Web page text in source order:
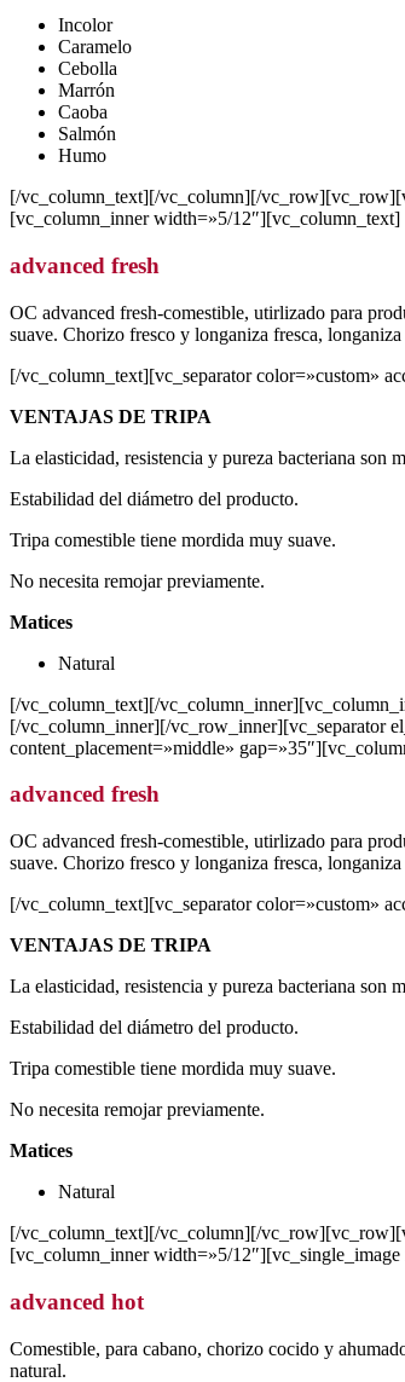
Incolor
Caramelo
Cebolla
Marrón
Caoba
Salmón
Humo
[/vc_column_text][/vc_column][/
[vc_column_inner width=»5/12″][vc_column_text]
advanced fresh
OC advanced fresh-comestible, utirlizado para
suave. Chorizo fresco y longaniza fresca,
[/vc_column_text][vc_separator color=»custom»
VENTAJAS DE TRIPA
La elasticidad, resistencia y pureza bacteriana son
Estabilidad del diámetro del producto.
Tripa comestible tiene mordida muy suave.
No necesita remojar previamente.
Matices
Natural
[/vc_column_text][/
[/vc_column_inner][/vc_row_inner][vc_separator
content_placement=»middle»
advanced fresh
OC advanced fresh-comestible, utirlizado para
suave. Chorizo fresco y longaniza fresca,
[/vc_column_text][vc_separator color=»custom»
VENTAJAS DE TRIPA
La elasticidad, resistencia y pureza bacteriana son
Estabilidad del diámetro del producto.
Tripa comestible tiene mordida muy suave.
No necesita remojar previamente.
Matices
Natural
[/vc_column_text][/vc_column][/
[vc_column_inner width=»5/
advanced hot
Comestible, para cabano, chorizo cocido y
natural.